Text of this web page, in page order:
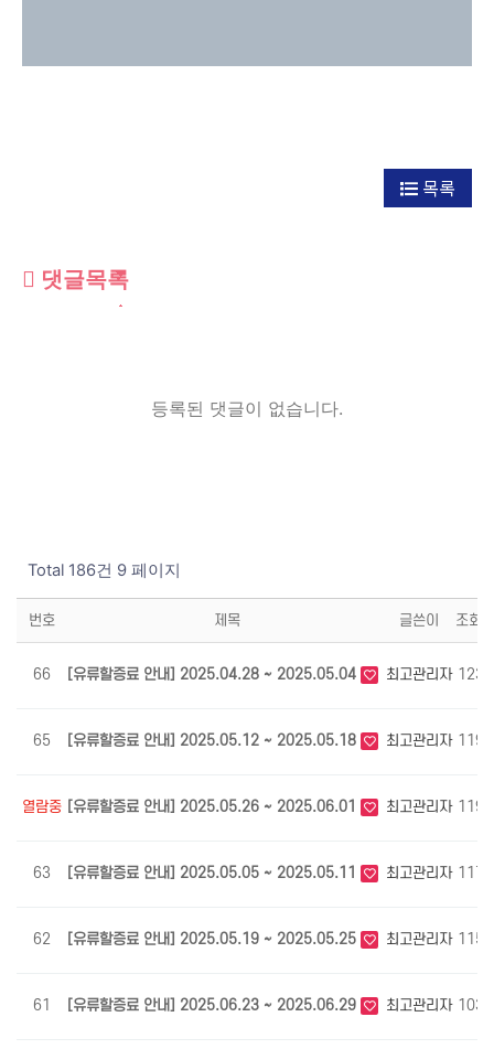
목록
댓글목록
등록된 댓글이 없습니다.
Total 186건 9 페이지
번호 제목 글쓴이 조회
66 [유류할증료 안내] 2025.04.28 ~ 2025.05.04 최고관리자 1235
65 [유류할증료 안내] 2025.05.12 ~ 2025.05.18 최고관리자 1193
열람중 [유류할증료 안내] 2025.05.26 ~ 2025.06.01 최고관리자 1192
63 [유류할증료 안내] 2025.05.05 ~ 2025.05.11 최고관리자 1176
62 [유류할증료 안내] 2025.05.19 ~ 2025.05.25 최고관리자 1156
61 [유류할증료 안내] 2025.06.23 ~ 2025.06.29 최고관리자 1030